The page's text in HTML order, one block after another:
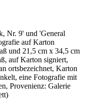
Nr. 9' und 'General
auf Karton
und 21,5 cm x 34,5 cm
auf Karton signiert,
ortsbezeichnet, Karton
eine Fotografie mit
Provenienz: Galerie